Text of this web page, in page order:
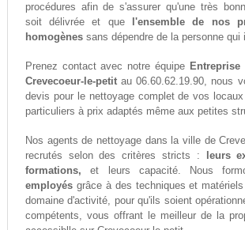
procédures afin de s'assurer qu'une très
soit délivrée et que
l'ensemble de nos
homogènessans dépendre de la personne qui
Prenez contact avec notre équipe
Crevecoeur-le-petitau 06.60.62.19.90, nous
devis pour le nettoyage complet de vos
particuliers à prix adaptés même aux petites
Nos agents de nettoyage dans la ville de
recrutés selon des critères stricts :
leurs
formations, et leurs capacité. Nous
employésgrâce à des techniques et
domaine d'activité, pour qu'ils soient
compétents, vous offrant le meilleur de la